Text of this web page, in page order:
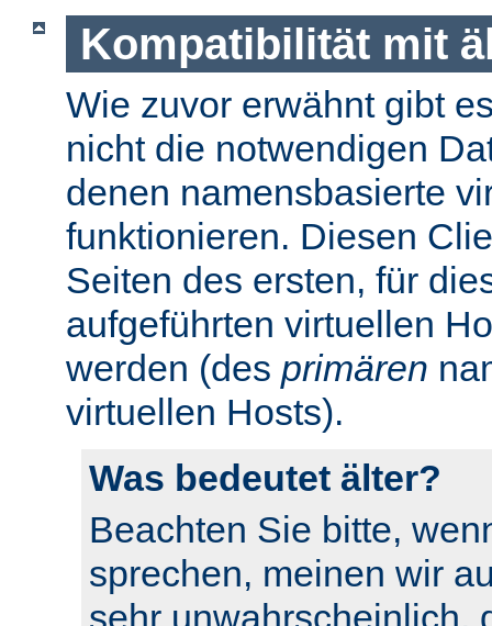
Kompatibilität mit
Wie zuvor erwähnt gibt
nicht die notwendigen
denen namensbasierte
funktionieren. Diesen
Seiten des ersten, für
aufgeführten virtuellen
werden (des primären
virtuellen Hosts).
Was bedeutet älter?
Beachten Sie bitte,
sprechen, meinen wir